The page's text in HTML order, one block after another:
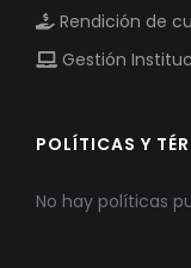
Rendición de
Gestión
POLÍTICAS Y
No hay políticas